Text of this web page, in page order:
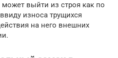
выйти из строя как по
износа трущихся
на него внешних